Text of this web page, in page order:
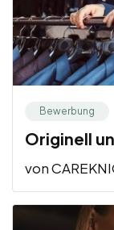
Bewerbung
Originell
von